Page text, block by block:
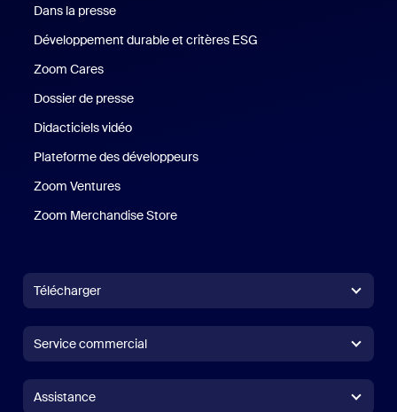
Dans la presse
Développement durable et critères ESG
Zoom Cares
Dossier de presse
Didacticiels vidéo
Plateforme des développeurs
Zoom Ventures
Zoom Merchandise Store
Télécharger
Application Zoom RoomsApplication Zoom Rooms
Contrôleur Zoom Rooms
Service commercial
Assistance
Assistance